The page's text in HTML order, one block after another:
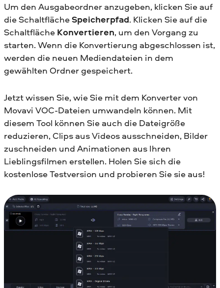
Um den Ausgabeordner anzugeben, klicken Sie auf
die SchaltflächeSpeicherpfad. Klicken Sie auf die
Schaltfläche Konvertieren, um den Vorgang zu
starten. Wenn die Konvertierung abgeschlossen ist,
werden die neuen Mediendateien in dem
gewählten Ordner gespeichert.
Jetzt wissen Sie, wie Sie mit dem Konverter von
Movavi VOC-Dateien umwandeln können. Mit
diesem Tool können Sie auch die Dateigröße
reduzieren, Clips aus Videos ausschneiden, Bilder
zuschneiden und Animationen aus Ihren
Lieblingsfilmen erstellen. Holen Sie sich die
kostenlose Testversion und probieren Sie sie aus!